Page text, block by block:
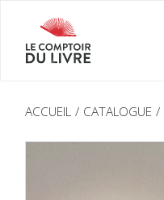
ACCUEIL CATALOGUE